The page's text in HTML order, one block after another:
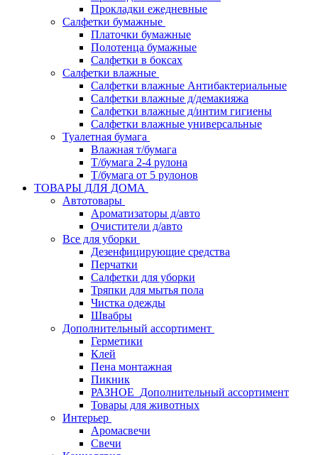
Прокладки ежедневные
Салфетки бумажные
Платочки бумажные
Полотенца бумажные
Салфетки в боксах
Салфетки влажные
Салфетки влажные Антибактериальные
Салфетки влажные д/демакияжа
Салфетки влажные д/интим гигиены
Салфетки влажные универсальные
Туалетная бумага
Влажная т/бумага
Т/бумага 2-4 рулона
Т/бумага от 5 рулонов
ТОВАРЫ ДЛЯ ДОМА
Автотовары
Ароматизаторы д/авто
Очистители д/авто
Все для уборки
Дезенфицирующие средства
Перчатки
Салфетки для уборки
Тряпки для мытья пола
Чистка одежды
Швабры
Дополнительный ассортимент
Герметики
Клей
Пена монтажная
Пикник
РАЗНОЕ_Дополнительный ассортимент
Товары для животных
Интерьер
Аромасвечи
Свечи